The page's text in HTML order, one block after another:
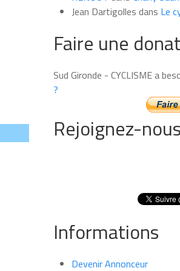
Jean Dartigolles dans Le
Faire une
Sud Gironde - CYCLISME a
?
Rejoignez-
Informations
Devenir Annonceur